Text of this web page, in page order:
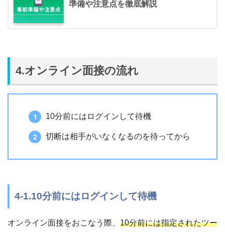
準備や注意点を徹底解説
4.オンライン面接の流れ
10分前にはログインして待機
切断は相手がいなくなるのを待ってから
4-1.10分前にはログインして待機
オンライン面接をおこなう際、 10分前には指定されたツー